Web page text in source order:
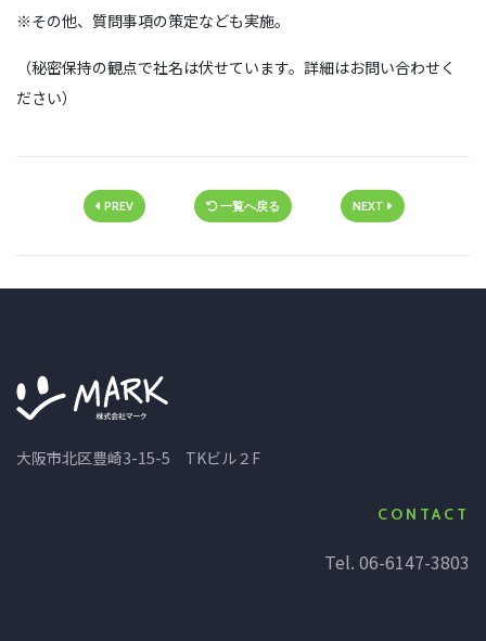
※その他、質問事項の策定なども実施。
（秘密保持の観点で社名は伏せています。詳細はお問い合わせく
ださい）
PREV 一覧へ戻る NEXT
大阪市北区豊崎3-15-5 TKビル２F
CONTACT
Tel. 06-6147-3803